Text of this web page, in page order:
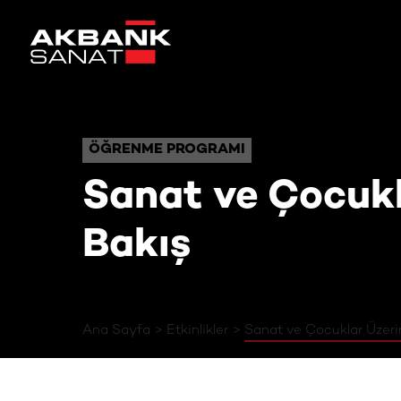
ÖĞRENME PROGRAMI
Sanat ve
Bakış
Ana Sayfa Etkinlikler Sanat ve Çocuklar
ÖĞRENME PROGRAMI